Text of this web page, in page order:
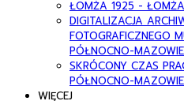
ŁOMŻA 1925 -
DIGITALIZACJA
FOTOGRAFICZNEGO
PÓŁNOCNO-
SKRÓCONY CZAS
PÓŁNOCNO-
WIĘCEJ